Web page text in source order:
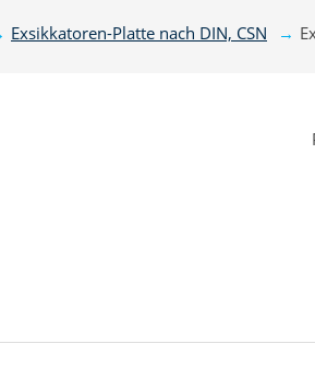
Exsikkatoren-Platte nach DIN, CSN